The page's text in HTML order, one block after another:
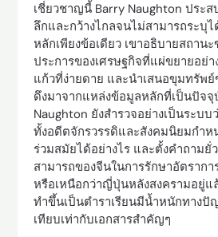
เชี่ยวชาญนี้ Barry Naughton ประส
ลึกและกว้างไกลจนไม่สามารถระบุ
หลักเพียงข้อเดียว เขาอธิบายสถาน
ประการของเศรษฐกิจที่แผ่ขยายอย่า
แก้วที่ง่ายดาย และนำเสนอขุมทรัพ
ดึงมาจากแหล่งข้อมูลหลักที่เป็นปัจ
Naughton ยังสำรวจอย่างเป็นระบ
ทั้งอดีตจักรวรรดิและสังคมนิยมกำห
ร่วมสมัยได้อย่างไร และตั้งคำถามยั่
สามารถของจีนในการรักษาอัตราก
หรือเหนือกว่าญี่ปุ่นหลังสงครามอยู่แ
ทำขึ้นเป็นตำราเรียนมีน้ำหนักทาง
เทียบเท่ากับเอกสารสำคัญๆ